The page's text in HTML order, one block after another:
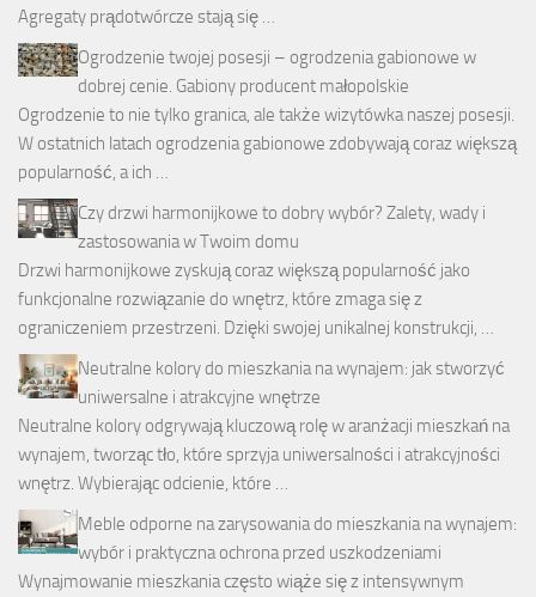
Agregaty prądotwórcze stają się …
Ogrodzenie twojej posesji – ogrodzenia gabionowe w
dobrej cenie. Gabiony producent małopolskie
Ogrodzenie to nie tylko granica, ale także wizytówka naszej posesji.
W ostatnich latach ogrodzenia gabionowe zdobywają coraz większą
popularność, a ich …
Czy drzwi harmonijkowe to dobry wybór? Zalety, wady i
zastosowania w Twoim domu
Drzwi harmonijkowe zyskują coraz większą popularność jako
funkcjonalne rozwiązanie do wnętrz, które zmaga się z
ograniczeniem przestrzeni. Dzięki swojej unikalnej konstrukcji, …
Neutralne kolory do mieszkania na wynajem: jak stworzyć
uniwersalne i atrakcyjne wnętrze
Neutralne kolory odgrywają kluczową rolę w aranżacji mieszkań na
wynajem, tworząc tło, które sprzyja uniwersalności i atrakcyjności
wnętrz. Wybierając odcienie, które …
Meble odporne na zarysowania do mieszkania na wynajem:
wybór i praktyczna ochrona przed uszkodzeniami
Wynajmowanie mieszkania często wiąże się z intensywnym